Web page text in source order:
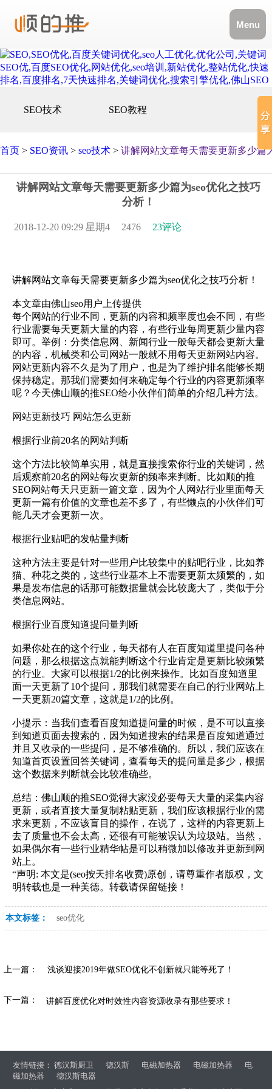
Menu
SEO技术 SEO教程
首页 > SEO资讯 > seo技术 > 讲解网站文章每天需要更新多少篇
讲解网站文章每天需要更新多少篇为seo优化之技巧
分析！
2018-12-20 09:29 星期4 2476 23评论
讲解网站文章每天需要更新多少篇为seo优化之技巧分析！
本文章由佛山seo用户上传提供
每个网站的行业不同，更新的内容和频率度也会不同，有些
行业需要每天更新大量的内容，有些行业每周更新少量内容
即可。举例：分类信息网、新闻行业一般每天都会更新大量
的内容，机械类和公司网站一般就不用每天更新网站内容。
网站更新内容不久是为了用户，也是为了维护排名能够长期
保持稳定。那我们需要如何来确定每个行业的内容更新频率
呢？今天佛山顺的推SEO给小伙伴们简单的介绍几种方法。
网站更新技巧 网站怎么更新
根据行业前20名的网站判断
这个方法比较简单实用，就是直接搜索你行业的关键词，然
后观察前20名的网站每次更新的频率来判断。比如顺的推
SEO网站每天只更新一篇文章，因为个人网站行业里面每天
更新一篇有价值的文章也差不多了，有些懒点的小伙伴们可
能几天才会更新一次。
根据行业贴吧的发帖量判断
这种方法主要是针对一些用户比较集中的贴吧行业，比如养
猫、种花之类的，这些行业基本上不需要更新太频繁的，如
果是发布信息的话那可能数据量就会比较庞大了，类似于分
类信息网站。
根据行业百度知道提问量判断
如果你处在的这个行业，每天都有人在百度知道里提问各种
问题，那么根据这点就能判断这个行业肯定是更新比较频繁
的行业。大家可以根据1/2的比例来操作。比如百度知道里
面一天更新了10个提问，那我们就需要在自己的行业网站上
一天更新20篇文章，这就是1/2的比例。
小提示：当我们查看百度知道提问量的时候，是不可以直接
到知道页面去搜索的，因为知道搜索的结果是百度知道通过
并且又收录的一些提问，是不够准确的。所以，我们应该在
知道首页设置回答关键词，查看每天的提问量是多少，根据
这个数据来判断就会比较准确些。
总结：佛山顺的推SEO觉得大家没必要每天大量的采集内容
更新，或者直接大量复制粘贴更新，我们应该根据行业的需
求来更新，不应该盲目的操作，在说了，这样的内容更新上
去了质量也不会太高，还很有可能被误认为垃圾站。当然，
如果偶尔有一些行业精华帖是可以稍微加以修改并更新到网
站上。
“声明: 本文是(seo按天排名收费)原创，请尊重作者版权，文
明转载也是一种美德。转载请保留链接！
本文标签： seo优化
上一篇： 浅谈迎接2019年做SEO优化不创新就只能等死了！
下一篇： 讲解百度优化对时效性内容资源收录有那些要求！
友情链接：德汉斯厨卫 德汉斯 电磁加热器 电磁加热器
电
磁加热器
德汉斯电器